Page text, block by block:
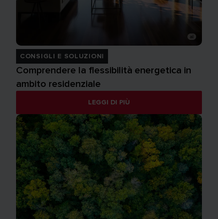
CONSIGLI E SOLUZIONI
Comprendere la flessibilità energetica in
ambito residenziale
LEGGI DI PIÙ